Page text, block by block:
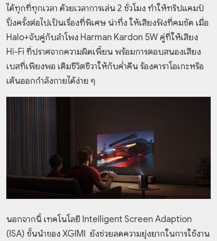
ได้ทุกที่ทุกเวลา ด้วยเวลาการเล่น 2 ชั่วโมง ทำให้ทริปแคมป์
ปิ้งครั้งต่อไปเป็นเรื่องที่พิเศษ น่าทึ่ง ให้เสียงฟังที่คมชัด เมื่อ
Halo+จับคู่กับลำโพง Harman Kardon 5W คู่ที่ให้เสียง
Hi-Fi ที่ปราศจากความผิดเพี้ยน พร้อมการตอบสนองเสียง
เบสที่เพียงพอ เติมชีวิตชีวาให้กับค่ำคืน ร้องคาราโอเกะหรือ
เต้นออกกำลังกายได้ง่าย ๆ
นอกจากนี้ เทคโนโลยี Intelligent Screen Adaption
(ISA) ชั้นนำของ XGIMI ยังช่วยลดความยุ่งยากในการใช้งาน